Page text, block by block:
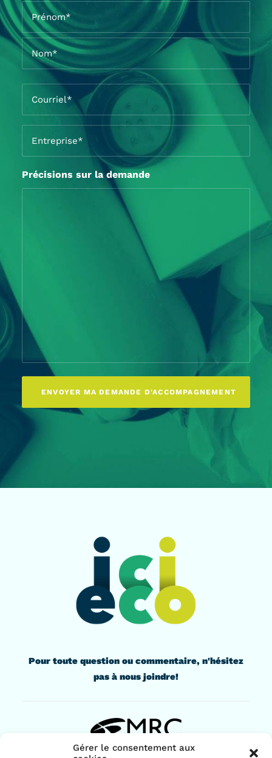
Gérer le consentement aux
Nom
*
Prénom*
Précisions sur la demande
Pour toute question ou commentaire, n'hésitez
pas à nous joindre!